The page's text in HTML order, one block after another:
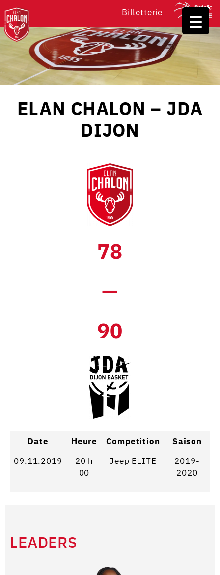
Billetterie
ELAN CHALON – JDA
DIJON
78
—
90
Date Heure Competition
Saison
09.11.2019
20 h
00
Jeep ELITE
2019-
2020
LEADERS